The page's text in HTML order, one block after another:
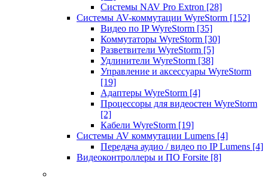
Системы NAV Pro Extron [28]
Системы AV-коммутации WyreStorm [152]
Видео по IP WyreStorm [35]
Коммутаторы WyreStorm [30]
Разветвители WyreStorm [5]
Удлинители WyreStorm [38]
Управление и аксессуары WyreStorm
[19]
Адаптеры WyreStorm [4]
Процессоры для видеостен WyreStorm
[2]
Кабели WyreStorm [19]
Системы AV коммутации Lumens [4]
Передача аудио / видео по IP Lumens [4]
Видеоконтроллеры и ПО Forsite [8]